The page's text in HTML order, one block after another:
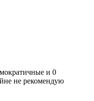
и 0
не рекомендую